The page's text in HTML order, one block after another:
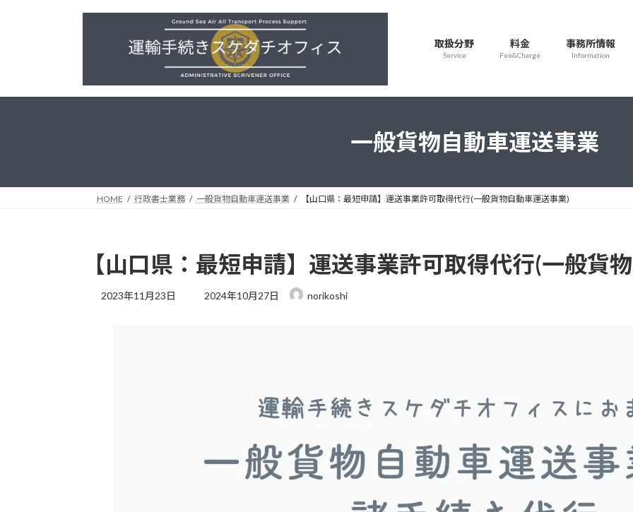
取扱分野
Service
料金
Fee&Charge
事務所情報
Information
一般貨物自動車運送事業
HOME 行政書士業務 一般貨物自動車運送事業 【山口県：最短申請】運送事業許可取得代行(一般貨物自動車運送事業)
【山口県：最短申請】運送事業許可取得代行(一般貨
2023年11月23日
最
2024年10月27日 norikoshi